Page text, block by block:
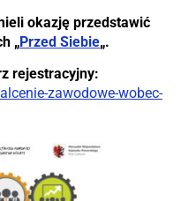
okazję przedstawić
„Przed Siebie„.
rejestracyjny:
zawodowe-wobec-